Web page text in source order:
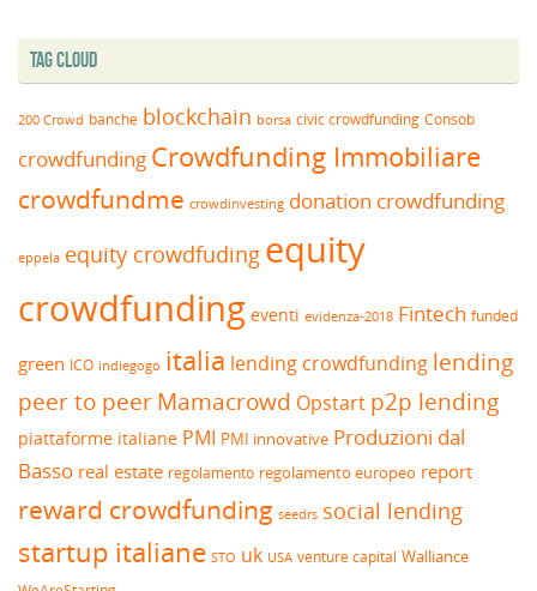
Tag Cloud
200 Crowd banche blockchain borsa civic crowdfunding Consob
crowdfunding Crowdfunding Immobiliare
crowdfundme crowdinvesting donation crowdfunding
eppela equity crowdfuding equity
crowdfunding eventi evidenza-2018 Fintech funded
green ICO indiegogo italia lending crowdfunding lending
peer to peerMamacrowd Opstart p2p lending
piattaforme italiane PMI PMI innovative Produzioni dal
Basso real estate regolamento regolamento europeo report
reward crowdfunding seedrs social lending
startup italiane STO uk USA venture capital Walliance